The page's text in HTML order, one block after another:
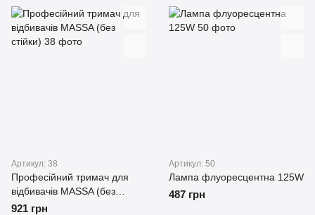
Артикул: 38
Професійний тримач для
відбивачів MASSA (без
стійки)
921 грн
Артикул: 50
Лампа флуоресцентна 125W
487 грн